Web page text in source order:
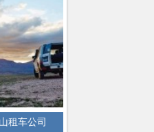
租车公司